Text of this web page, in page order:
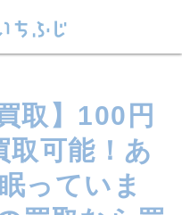
取】100円
取可能！あ
っていま